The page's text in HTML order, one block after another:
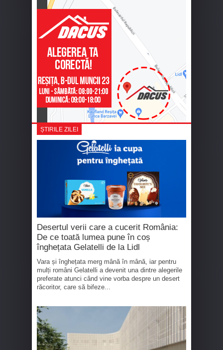
ȘTIRILE ZILEI
Desertul verii care a cucerit România:
De ce toată lumea pune în coș
înghețata Gelatelli de la Lidl
Vara și înghețata merg mână în mână, iar pentru
mulți români Gelatelli a devenit una dintre alegerile
preferate atunci când vine vorba despre un desert
răcoritor, care să bifeze...